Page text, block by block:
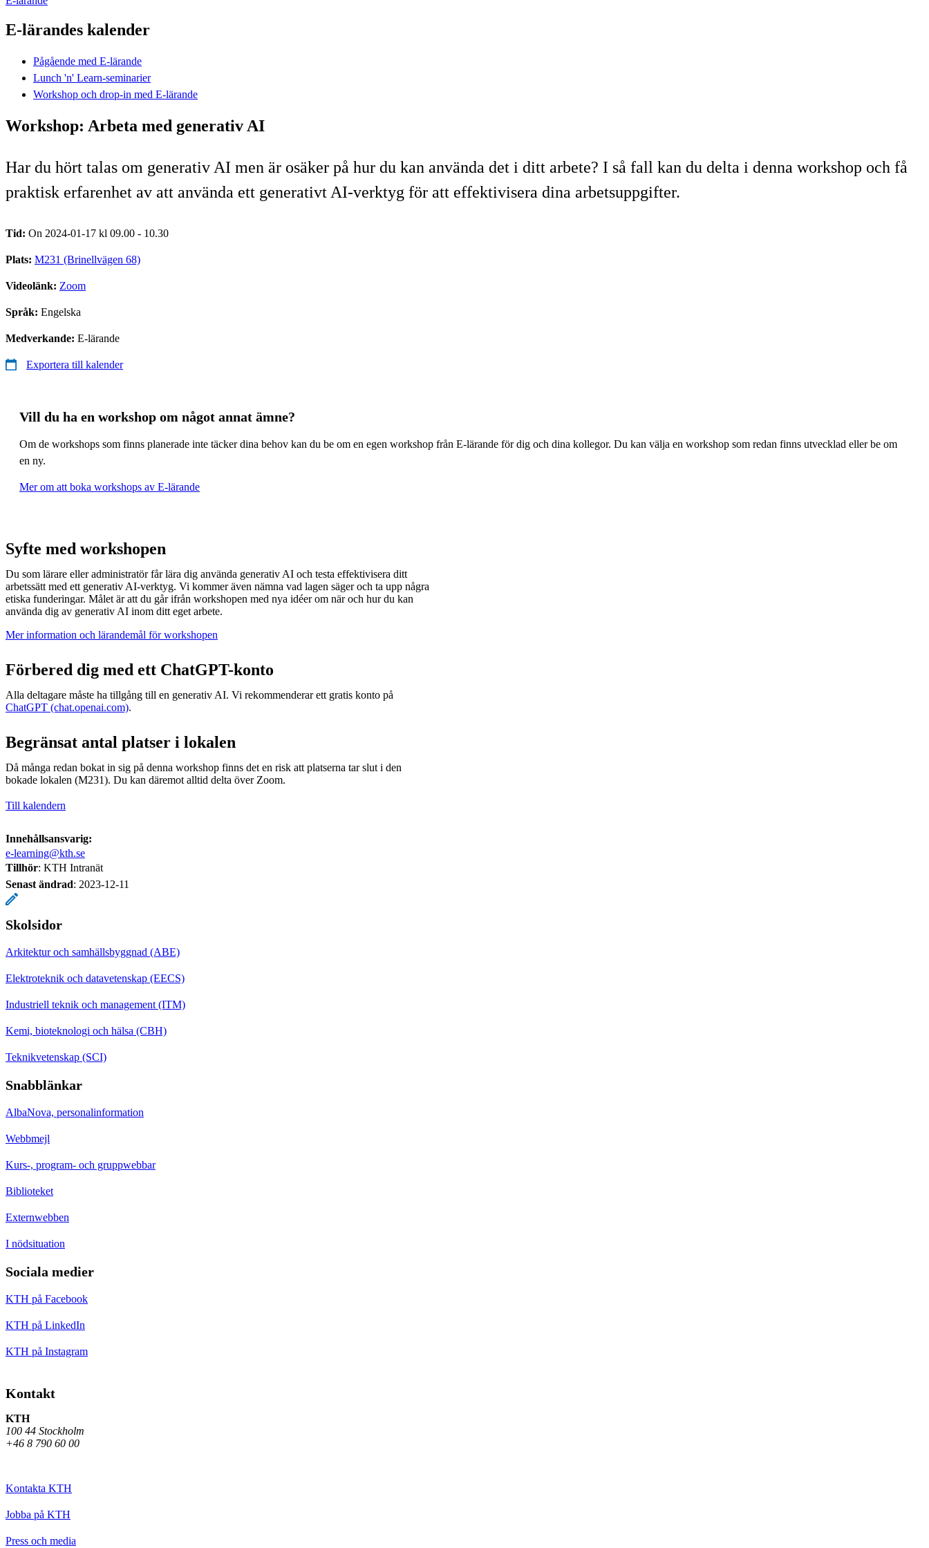
E-lärandes kalender
Pågående med E-lärande
Lunch 'n' Learn-seminarier
Workshop och drop-in med E-lärande
Workshop: Arbeta med generativ AI
Har du hört talas om generativ AI men är osäker på hur du kan använda det i ditt arbete? I så fall kan du delta i denna workshop och få
praktisk erfarenhet av att använda ett generativt AI-verktyg för att effektivisera dina arbetsuppgifter.
Tid: On 2024-01-17 kl 09.00 - 10.30
Plats: M231 (Brinellvägen 68)
Videolänk: Zoom
Språk: Engelska
Medverkande: E-lärande
Exportera till kalender
Vill du ha en workshop om något annat ämne?
Om de workshops som finns planerade inte täcker dina behov kan du be om en egen workshop från E-lärande för dig och dina kollegor. Du kan välja en workshop som redan finns utvecklad eller be om
en ny.
Mer om att boka workshops av E-lärande
Syfte med workshopen
Du som lärare eller administratör får lära dig använda generativ AI och testa effektivisera ditt
arbetssätt med ett generativ AI-verktyg. Vi kommer även nämna vad lagen säger och ta upp några
etiska funderingar. Målet är att du går ifrån workshopen med nya idéer om när och hur du kan
använda dig av generativ AI inom ditt eget arbete.
Mer information och lärandemål för workshopen
Förbered dig med ett ChatGPT-konto
Alla deltagare måste ha tillgång till en generativ AI. Vi rekommenderar ett gratis konto på
ChatGPT (chat.openai.com).
Begränsat antal platser i lokalen
Då många redan bokat in sig på denna workshop finns det en risk att platserna tar slut i den
bokade lokalen (M231). Du kan däremot alltid delta över Zoom.
Till kalendern
Innehållsansvarig:
e-learning@kth.se
Tillhör: KTH Intranät
Senast ändrad: 2023-12-11
Skolsidor
Arkitektur och samhällsbyggnad (ABE)
Elektroteknik och datavetenskap (EECS)
Industriell teknik och management (ITM)
Kemi, bioteknologi och hälsa (CBH)
Teknikvetenskap (SCI)
Snabblänkar
AlbaNova, personalinformation
Webbmejl
Kurs-, program- och gruppwebbar
Biblioteket
Externwebben
I nödsituation
Sociala medier
KTH på Facebook
KTH på LinkedIn
KTH på Instagram
Kontakt
KTH
100 44 Stockholm
+46 8 790 60 00
Kontakta KTH
Jobba på KTH
Press och media